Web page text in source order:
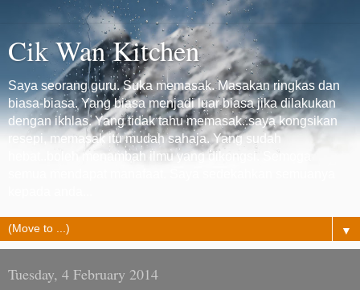
Cik Wan Kitchen
Saya seorang guru. Suka memasak. Masakan ringkas dan
biasa-biasa. Yang biasa menjadi luar biasa jika dilakukan
dengan ikhlas. Yang tidak tahu memasak..saya kongsikan
resepi, memasak itu mudah sahaja. Yang sudah
hebat..boleh menambah ilmu yang dikongsi. Semoga
▼
Tuesday, 4 February 2014